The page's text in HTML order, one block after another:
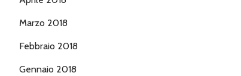
Marzo 2018
Febbraio 2018
Gennaio 2018